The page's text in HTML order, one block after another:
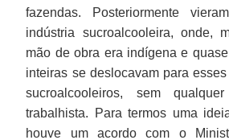
fazendas. Posteriormente
indústria sucroalcooleira, onde,
mão de obra era indígena e
inteiras se deslocavam para
sucroalcooleiros, sem
trabalhista. Para termos uma
houve um acordo com o
houvesse
demarcação